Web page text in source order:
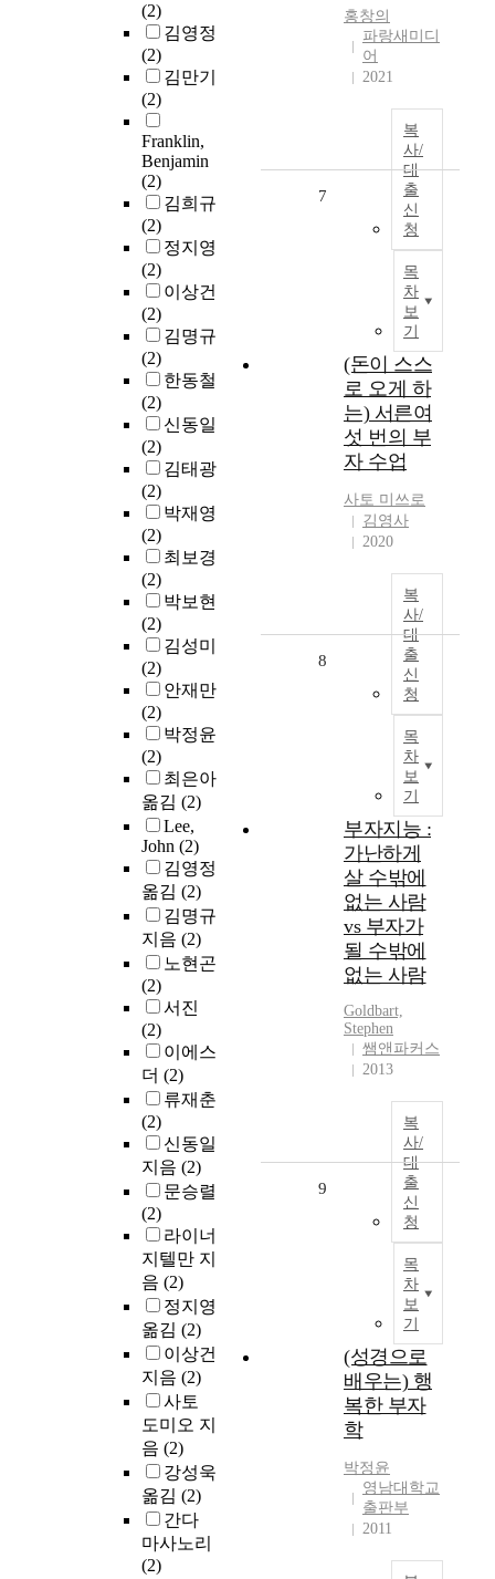
(2)
김영정
(2)
김만기
(2)
Franklin,
Benjamin
(2)
김희규
(2)
정지영
(2)
이상건
(2)
김명규
(2)
한동철
(2)
신동일
(2)
김태광
(2)
박재영
(2)
최보경
(2)
박보현
(2)
김성미
(2)
안재만
(2)
박정윤
(2)
최은아
옮김 (2)
Lee,
John (2)
김영정
옮김 (2)
김명규
지음 (2)
노현곤
(2)
서진
(2)
이에스
더 (2)
류재춘
(2)
신동일
지음 (2)
문승렬
(2)
라이너
지텔만 지
음 (2)
정지영
옮김 (2)
이상건
지음 (2)
사토
도미오 지
음 (2)
강성욱
옮김 (2)
간다
마사노리
(2)
홍창의
파랑새미디
어
2021
복
사/
대
출
신
청
목
차
보
기
7
(돈이 스스
로 오게 하
는) 서른여
섯 번의 부
자 수업
사토 미쓰로
김영사
2020
복
사/
대
출
신
청
목
차
보
기
8
부자지능 :
가난하게
살 수밖에
없는 사람
vs 부자가
될 수밖에
없는 사람
Goldbart,
Stephen
쌤앤파커스
2013
복
사/
대
출
신
청
목
차
보
기
9
(성경으로
배우는) 행
복한 부자
학
박정윤
영남대학교
출판부
2011